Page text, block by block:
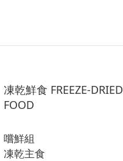
凍乾鮮食 FREEZE-DRIED
FOOD
嚐鮮組
凍乾主食